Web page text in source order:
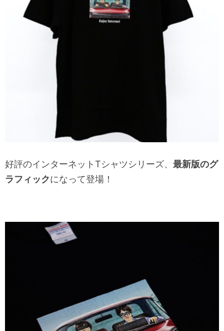
好評のインターネットTシャツシリーズ、 最新版のグ
ラフィックになって登場！